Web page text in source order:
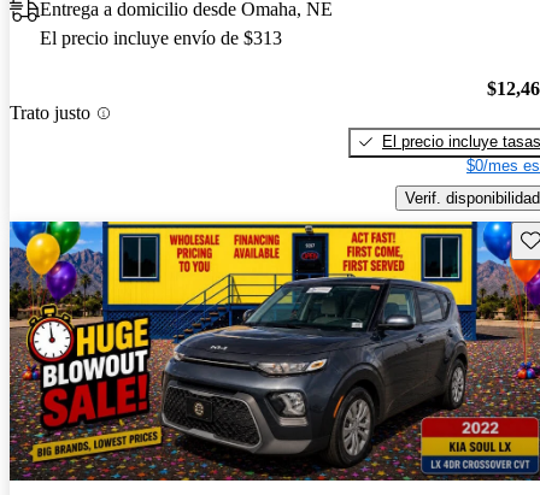
Entrega a domicilio desde Omaha, NE
El precio incluye envío de $313
Trato justo
El precio incluye tasas
$0/mes
Verif. disponibilidad